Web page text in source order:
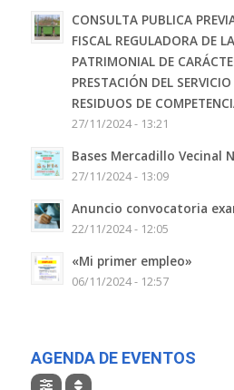
CONSULTA PUBLICA
FISCAL REGULADORA DE
PATRIMONIAL DE
PRESTACIÓN DEL
RESIDUOS DE
27/11/2024 - 13:21
Bases Mercadillo Vecinal
27/11/2024 - 13:09
Anuncio convocatoria
22/11/2024 - 12:05
«Mi primer empleo»
06/11/2024 - 12:57
AGENDA DE EVENTOS